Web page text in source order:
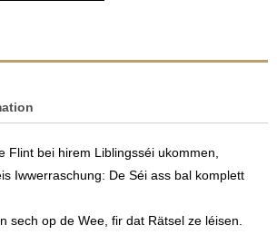
Flint bei hirem Liblingsséi ukommen,
Iwwerraschung: De Séi ass bal komplett
sech op de Wee, fir dat Rätsel ze léisen.